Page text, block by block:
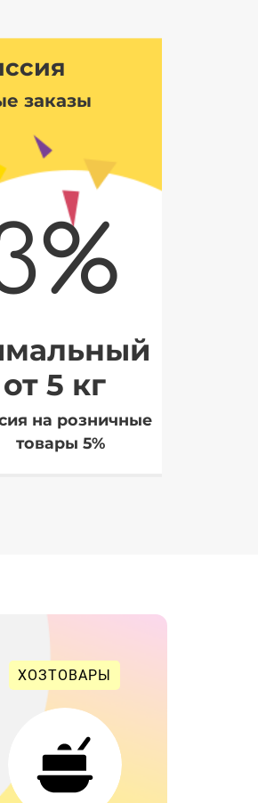
заказы
5 кг
розничные
5%
ХОЗТОВАРЫ